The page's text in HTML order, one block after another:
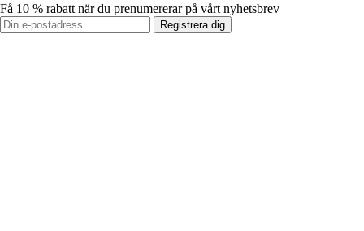
Få 10 % rabatt när du prenumererar på vårt nyhetsbrev
Registrera dig